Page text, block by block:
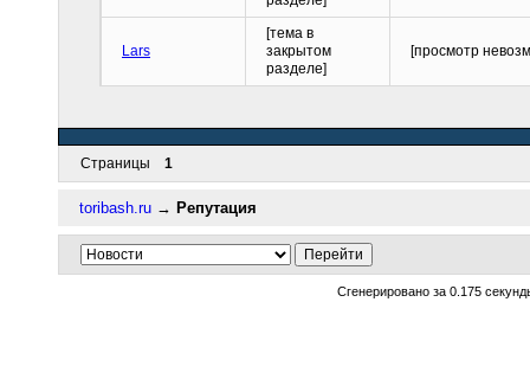
Lars
[тема в
закрытом
разделе]
[просмотр
Страницы 1
toribash.ru → Репутация
Сгенерировано за 0.175